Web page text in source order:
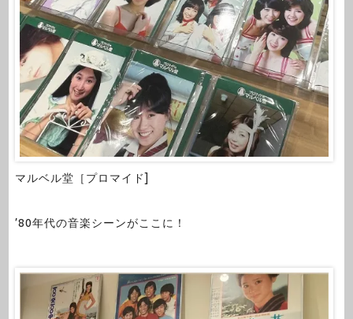
マルベル堂［プロマイド]
’80年代の音楽シーンがここに！